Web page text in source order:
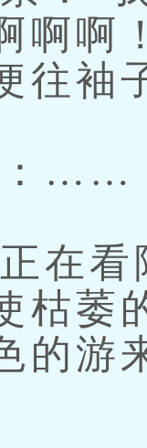
啊啊
往袖
……
在看
枯萎
的游